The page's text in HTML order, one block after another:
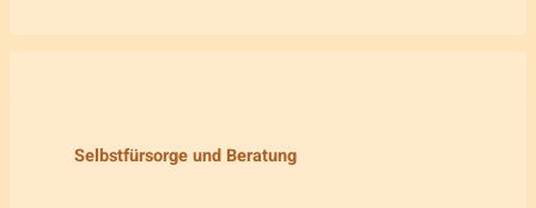
Selbstfürsorge und Beratung